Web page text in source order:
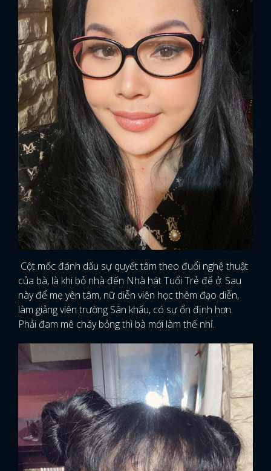
Cột mốc đánh dấu sự quyết tâm theo đuổi nghệ thuật
của bà, là khi bỏ nhà đến Nhà hát Tuổi Trẻ để ở. Sau
này để mẹ yên tâm, nữ diễn viên học thêm đạo diễn,
làm giảng viên trường Sân khấu, có sự ổn định hơn.
Phải đam mê cháy bỏng thì bà mới làm thế nhỉ.